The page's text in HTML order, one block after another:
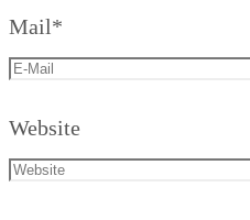
Mail*
Website